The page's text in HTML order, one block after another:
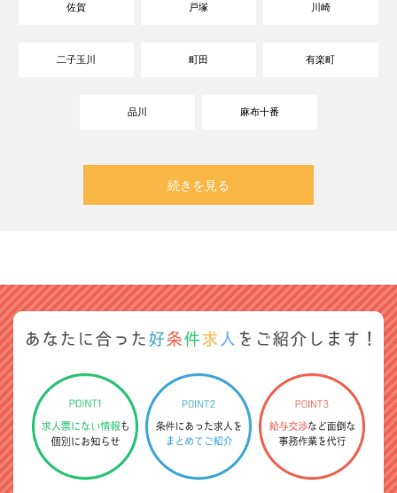
佐賀 戸塚 川崎
二子玉川 町田 有楽町
品川 麻布十番
続きを見る